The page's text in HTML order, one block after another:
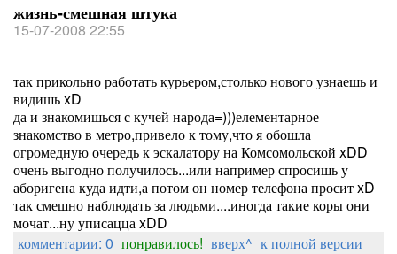
жизнь-смешная штука
15-07-2008 22:55
так прикольно работать курьером,столько нового узнаешь и
видишь xD
да и знакомишься с кучей народа=)))елементарное
знакомство в метро,привело к тому,что я обошла
огромедную очередь к эскалатору на Комсомольской xDD
очень выгодно получилось...или например спросишь у
аборигена куда идти,а потом он номер телефона просит xD
так смешно наблюдать за людьми....иногда такие коры они
мочат...ну уписацца xDD
комментарии: 0 понравилось! вверх^ к полной версии